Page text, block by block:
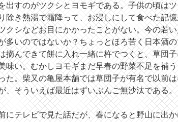
出すのがツクシとヨモギである。子供の頃は
除き熱湯で霜降って、お浸しにして食べた記
クシなどお目にかかったことがない。今の若
多いのではないか？ちょっとほろ苦く日本酒
摘んできて餅に入れ一緒に杵でつくと、草団
味い。むかしヨモギまだ早春の野菜不足を補
た。柴又の亀屋本舗では草団子が有名で以前
、そういえば最近はずいぶんご無沙汰である。
にテレビで見た話だが、春になると野山に出